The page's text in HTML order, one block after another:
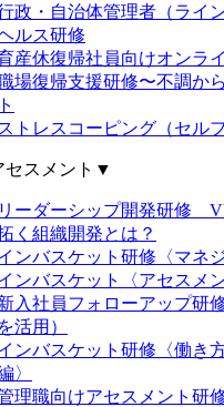
政・自治体管理者（ライ
ルス研修
産休復帰社員向けオンラ
場復帰支援研修〜不調か
ト
ストレスコーピング（セル
セスメント ▼
リーダーシップ開発研修
く組織開発とは？
ンバスケット研修〈マネ
ンバスケット〈アセスメン
入社員フォローアップ研
を活用）
ンバスケット研修〈働き
〉
理職向けアセスメント研